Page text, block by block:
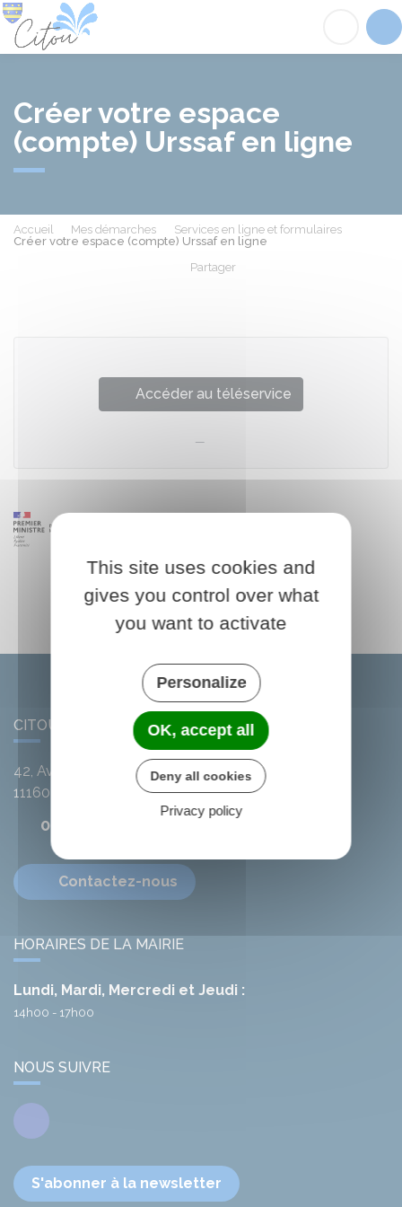
Créer votre espace
(compte) Urssaf en ligne
Accueil Mes démarches
Services en ligne et formulaires
Créer votre espace (compte) Urssaf en ligne
Partager
Accéder au téléservice
CITOU
42, Avenue de l'Argent-Double
11160
04 68 78 01 41
Contactez-nous
HORAIRES DE LA MAIRIE
Lundi, Mardi, Mercredi et Jeudi :
14h00 - 17h00
NOUS SUIVRE
Facebook
S'abonner à la newsletter
This site uses cookies and
gives you control over what
you want to activate
Personalize
OK, accept all
Deny all cookies
Privacy policy